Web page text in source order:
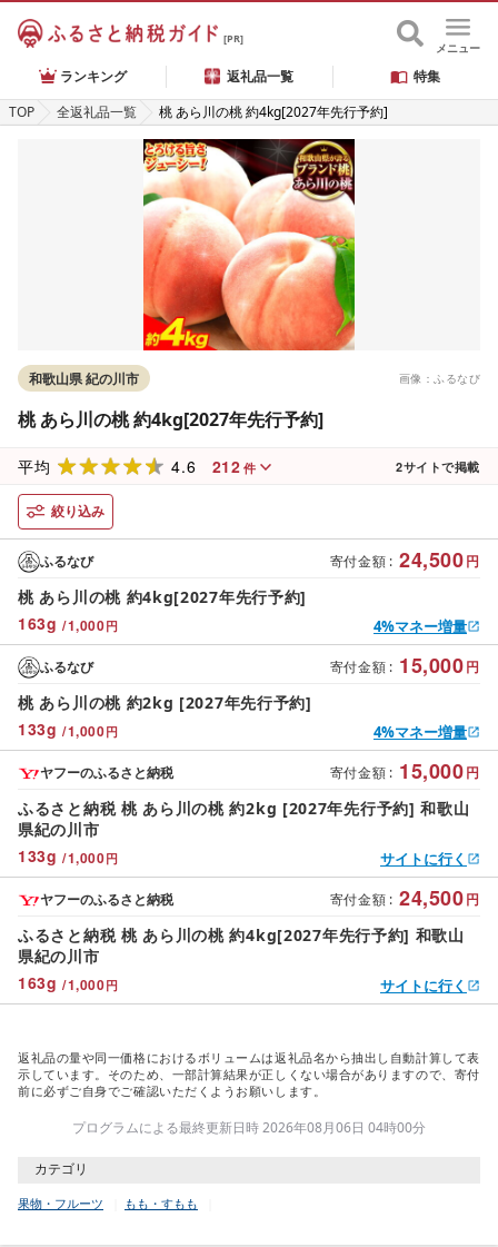
[PR]
メニュー
ランキング 返礼品一覧
特集
TOP
全返礼品一覧 桃 あら川の桃 約4kg[2027年先行予約]
画像：ふるなび
和歌山県 紀の川市
桃 あら川の桃 約4kg[2027年先行予約]
平均 4.6 212 件 2サイトで掲載
絞り込み
寄付金額 : 24,500円
163g /1,000円
ふるなび
桃 あら川の桃 約4kg[2027年先行予約]
4%マネー増量
寄付金額 : 15,000円
133g /1,000円
ふるなび
桃 あら川の桃 約2kg [2027年先行予約]
4%マネー増量
寄付金額 : 15,000円
133g /1,000円
ヤフーのふるさと納税
ふるさと納税 桃 あら川の桃 約2kg [2027年先行予約] 和歌山
県紀の川市
サイトに行く
寄付金額 : 24,500円
163g /1,000円
ヤフーのふるさと納税
ふるさと納税 桃 あら川の桃 約4kg[2027年先行予約] 和歌山
県紀の川市
サイトに行く
返礼品の量や同一価格におけるボリュームは返礼品名から抽出し自動計算して表
示しています。そのため、一部計算結果が正しくない場合がありますので、寄付
前に必ずご自身でご確認いただくようお願いします。
プログラムによる最終更新日時 2026年08月06日 04時00分
カテゴリ
果物・フルーツ もも・すもも